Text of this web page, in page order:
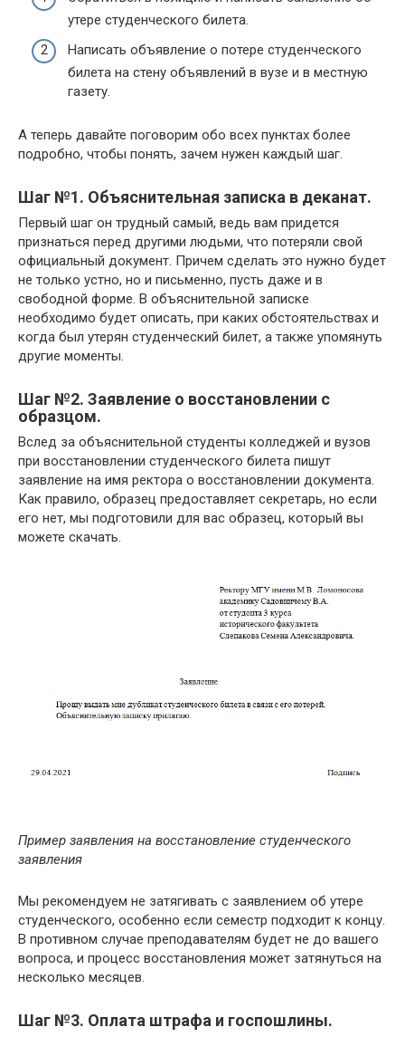
утере студенческого билета.
Написать объявление о потере студенческого
билета на стену объявлений в вузе и в местную
газету.
А теперь давайте поговорим обо всех пунктах более
подробно, чтобы понять, зачем нужен каждый шаг.
Шаг №1. Объяснительная записка в деканат.
Первый шаг он трудный самый, ведь вам придется
признаться перед другими людьми, что потеряли свой
официальный документ. Причем сделать это нужно будет
не только устно, но и письменно, пусть даже и в
свободной форме. В объяснительной записке
необходимо будет описать, при каких обстоятельствах и
когда был утерян студенческий билет, а также упомянуть
другие моменты.
Шаг №2. Заявление о восстановлении с
образцом.
Вслед за объяснительной студенты колледжей и вузов
при восстановлении студенческого билета пишут
заявление на имя ректора о восстановлении документа.
Как правило, образец предоставляет секретарь, но если
его нет, мы подготовили для вас образец, который вы
можете скачать.
Пример заявления на восстановление студенческого
заявления
Мы рекомендуем не затягивать с заявлением об утере
студенческого, особенно если семестр подходит к концу.
В противном случае преподавателям будет не до вашего
вопроса, и процесс восстановления может затянуться на
несколько месяцев.
Шаг №3. Оплата штрафа и госпошлины.